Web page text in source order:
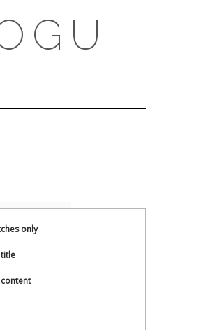
only